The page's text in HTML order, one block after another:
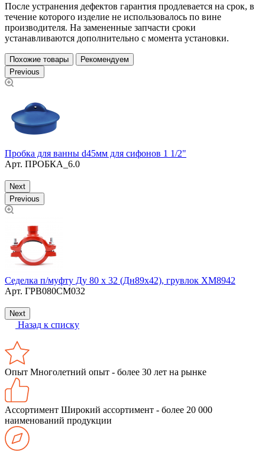
После устранения дефектов гарантия продлевается на срок, в
течение которого изделие не использовалось по вине
производителя. На замененные запчасти сроки
устанавливаются дополнительно с момента установки.
Похожие товары
Рекомендуем
Previous
Пробка для ванны d45мм для сифонов 1 1/2"
Арт. ПРОБКА_6.0
Next
Previous
Седелка п/муфту Ду 80 х 32 (Дн89х42), грувлок XМ8942
Арт. ГРВ080СМ032
Next
Назад к списку
Опыт Многолетний опыт - более 30 лет на рынке
Ассортимент Широкий ассортимент - более 20 000
наименований продукции